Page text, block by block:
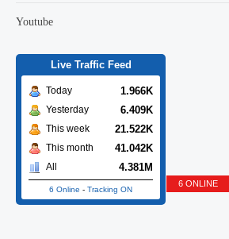
Youtube
Live Traffic Feed
Today 1.966K
Yesterday 6.409K
This week 21.522K
This month 41.042K
All 4.381M
6 Online - Tracking ON
6 ONLINE